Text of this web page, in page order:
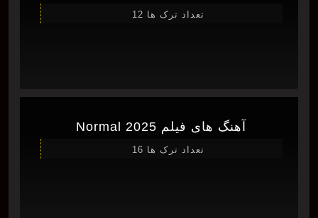
تعداد ترک ها 12
آهنگ های فیلم Normal 2025
تعداد ترک ها 16